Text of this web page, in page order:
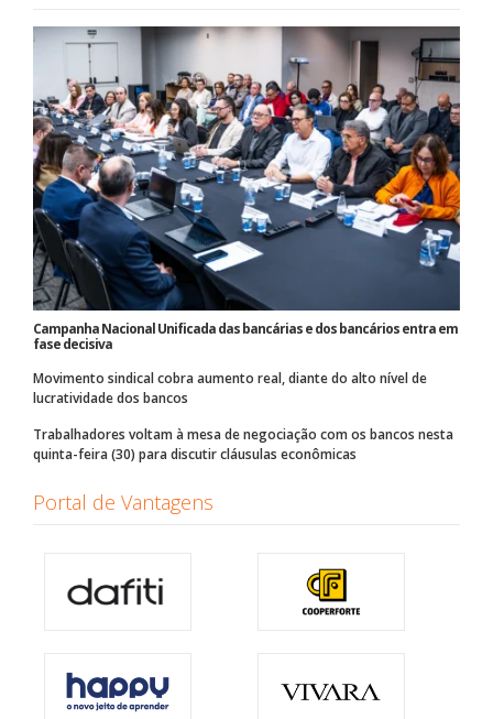
Campanha Nacional Unificada das bancárias e dos bancários entra em
fase decisiva
Movimento sindical cobra aumento real, diante do alto nível de
lucratividade dos bancos
Trabalhadores voltam à mesa de negociação com os bancos nesta
quinta-feira (30) para discutir cláusulas econômicas
Portal de Vantagens